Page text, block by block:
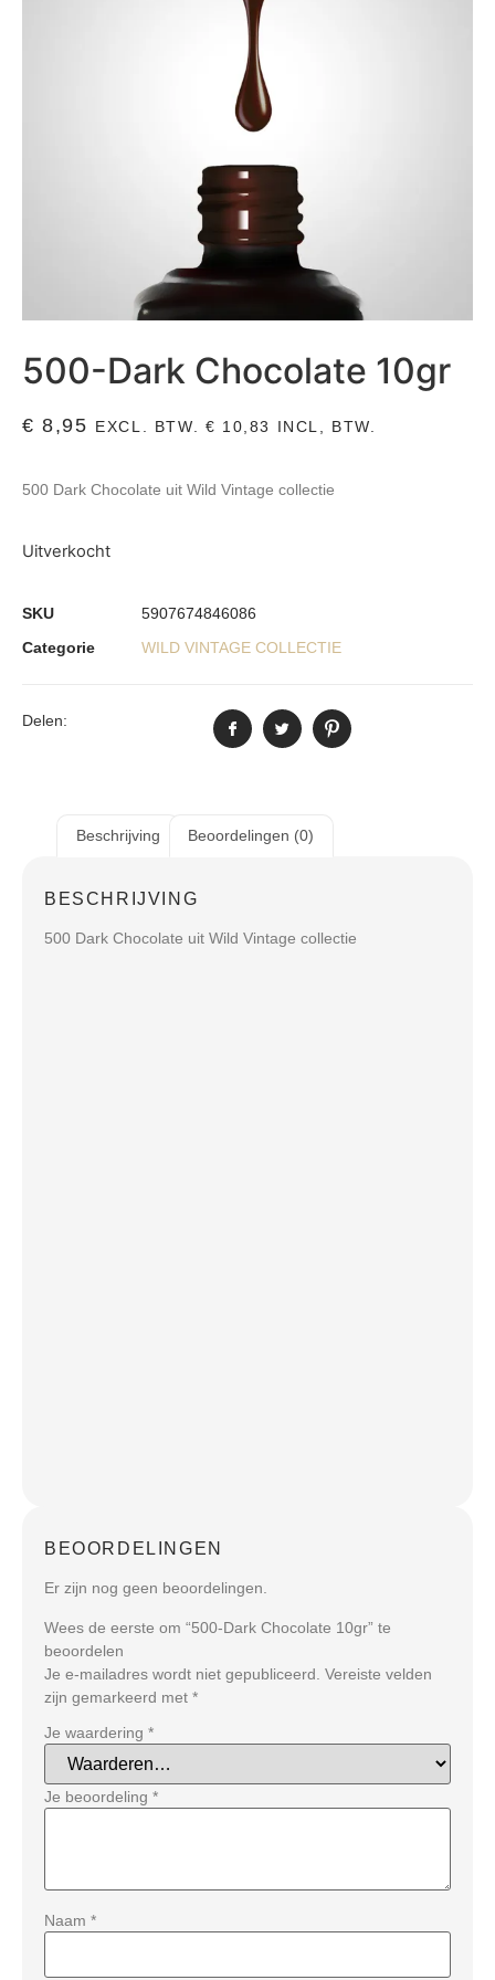
500-Dark Chocolate 10gr
€ 8,95 EXCL. BTW. € 10,83 INCL, BTW.
500 Dark Chocolate uit Wild Vintage collectie
Uitverkocht
SKU
5907674846086
Categorie
WILD VINTAGE COLLECTIE
Delen:
Beschrijving Beoordelingen (0)
BESCHRIJVING
500 Dark Chocolate uit Wild Vintage collectie
BEOORDELINGEN
Er zijn nog geen beoordelingen.
Wees de eerste om “500-Dark Chocolate 10gr” te
beoordelen
Je e-mailadres wordt niet gepubliceerd. Vereiste velden
zijn gemarkeerd met *
Je waardering *
Je beoordeling *
Naam *